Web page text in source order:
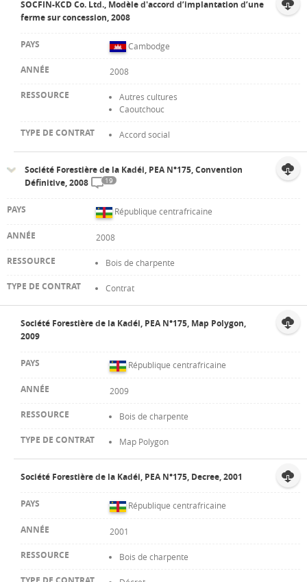
SOCFIN-KCD Co. Ltd., Modèle d'accord d’implantation d’une
ferme sur concession, 2008
Cambodge
2008
Autres cultures
Caoutchouc
Accord social
Société Forestière de la Kadéi, PEA N°175, Convention
Définitive, 2008
19
République centrafricaine
2008
Bois de charpente
Contrat
Société Forestière de la Kadéi, PEA N°175, Map Polygon,
2009
République centrafricaine
2009
Bois de charpente
Map Polygon
Société Forestière de la Kadéi, PEA N°175, Decree, 2001
République centrafricaine
2001
Bois de charpente